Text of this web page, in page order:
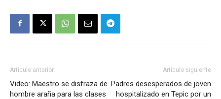
Artículo anterior
Video: Maestro se disfraza de
hombre araña para las clases
Artículo siguiente
Padres desesperados de joven
hospitalizado en Tepic por un